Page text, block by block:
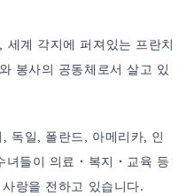
계 각지에 퍼져있는 프란치
봉사의 공동체로서 살고 있
독일, 폴란드, 아메리카, 인
들이 의료・복지・교육 등
랑을 전하고 있습니다.